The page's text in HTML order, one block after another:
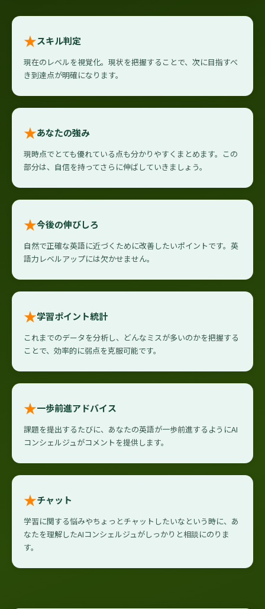
★スキル判定
現在のレベルを視覚化。現状を把握することで、次に目指すべ
き到達点が明確になります。
★あなたの強み
現時点でとても優れている点も分かりやすくまとめます。この
部分は、自信を持ってさらに伸ばしていきましょう。
★今後の伸びしろ
自然で正確な英語に近づくために改善したいポイントです。英
語力レベルアップには欠かせません。
★学習ポイント統計
これまでのデータを分析し、どんなミスが多いのかを把握する
ことで、効率的に弱点を克服可能です。
★一歩前進アドバイス
課題を提出するたびに、あなたの英語が一歩前進するようにAI
コンシェルジュがコメントを提供します。
★チャット
学習に関する悩みやちょっとチャットしたいなという時に、あ
なたを理解したAIコンシェルジュがしっかりと相談にのりま
す。